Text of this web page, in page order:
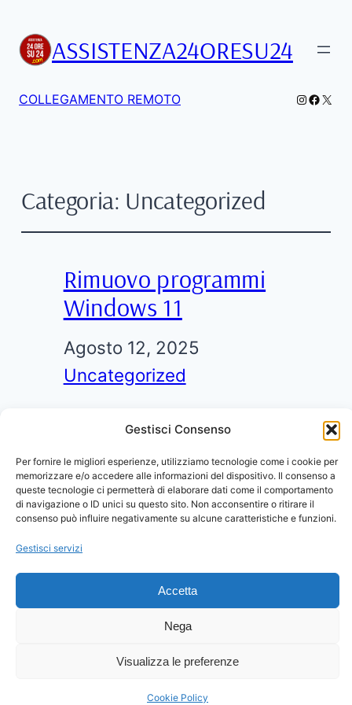
Gestisci Consenso
Per fornire le migliori esperienze, utilizziamo tecnologie come i cookie per
memorizzare e/o accedere alle informazioni del dispositivo. Il consenso a
queste tecnologie ci permetterà di elaborare dati come il comportamento
di navigazione o ID unici su questo sito. Non acconsentire o ritirare il
consenso può influire negativamente su alcune caratteristiche e funzioni.
Gestisci servizi
Accetta
Nega
Visualizza le preferenze
Cookie Policy
ASSISTENZA24ORESU24
COLLEGAMENTO REMOTO X
Categoria: Uncategorized
Rimuovo programmi
Windows 11
Agosto 12, 2025
Uncategorized
programma dal tuo computer con
Windows 11? Segui la guida che
segue:
Assistenza24oresu24
IT09793841215